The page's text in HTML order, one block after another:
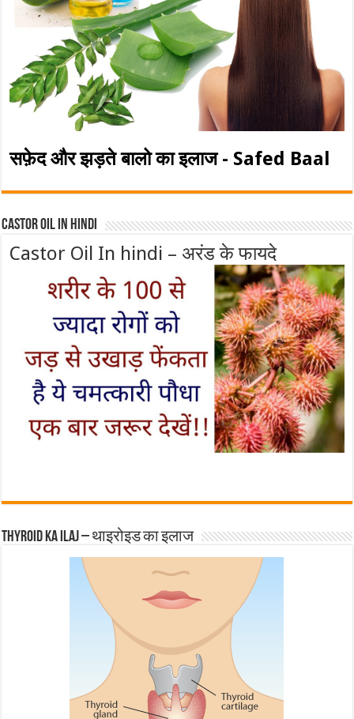
सफ़ेद और झड़ते बालो का इलाज - Safed Baal
Castor Oil In Hindi
Castor Oil In hindi – अरंड के फायदे
Thyroid ka ilaj – थाइरोइड का इलाज